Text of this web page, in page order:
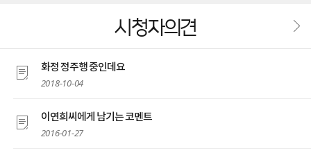
시청자의견
화정 정주행 중인데요
2018-10-04
이연희씨에게 남기는 코멘트
2016-01-27